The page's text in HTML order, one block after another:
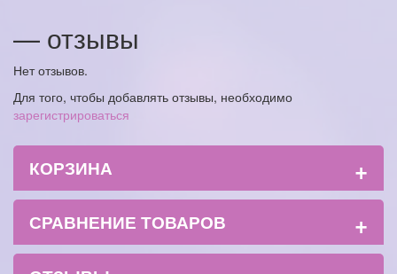
— отзывы
Нет отзывов.
Для того, чтобы добавлять отзывы, необходимо
зарегистрироваться
КОРЗИНА +
СРАВНЕНИЕ ТОВАРОВ +